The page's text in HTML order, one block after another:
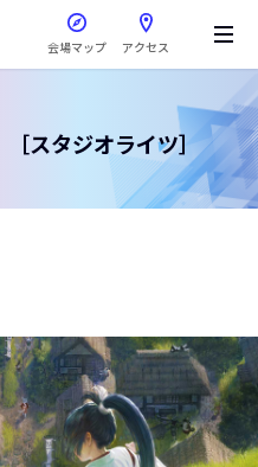
会場マップ アクセス
新しいウィンドウで開きま
［スタジオライツ］